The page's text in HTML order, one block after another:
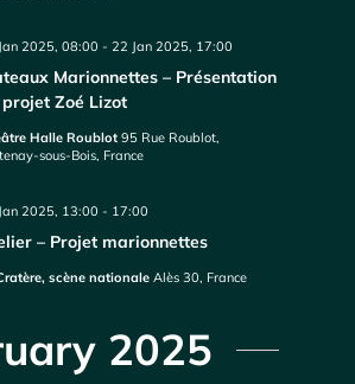
Marionnettes – Présentation
Zoé Lizot
2025, 08:00 -22 Jan 2025, 17:00
Halle Roublot95 Rue Roublot,
sous-Bois, France
– Projet marionnettes
2025, 13:00 - 17:00
scène nationaleAlès 30, France
2025